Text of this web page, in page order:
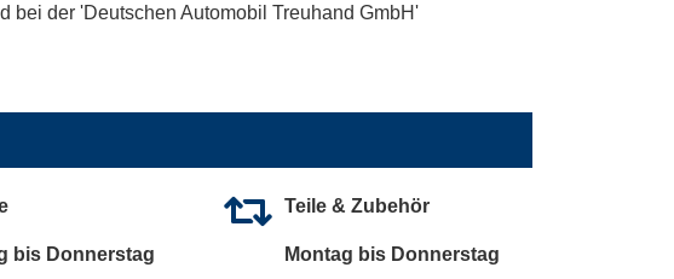
bei der 'Deutschen Automobil Treuhand GmbH'
bis Donnerstag
Teile & Zubehör
Montag bis Donnerstag